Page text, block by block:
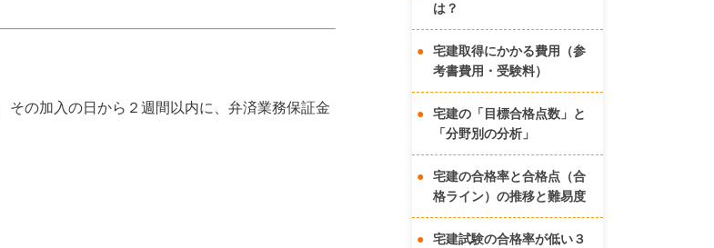
の加入の日から２週間以内に、弁済業務保証金
は？
宅建取得にかかる費用（参
考書費用・受験料）
宅建の「目標合格点数」と
「分野別の分析」
宅建の合格率と合格点（合
格ライン）の推移と難易度
宅建試験の合格率が低い３